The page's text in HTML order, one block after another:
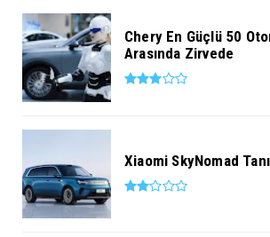
Chery En Güçlü 50
Arasında Zirvede
Xiaomi SkyNomad